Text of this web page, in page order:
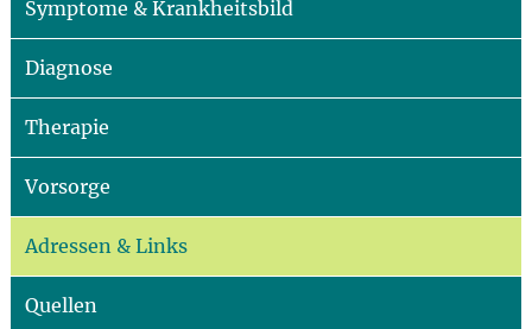
Symptome & Krankheitsbild
Diagnose
Therapie
Vorsorge
Adressen & Links
Quellen